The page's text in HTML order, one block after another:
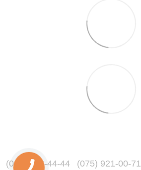
(067) 216-44-44 (075) 921-00-71